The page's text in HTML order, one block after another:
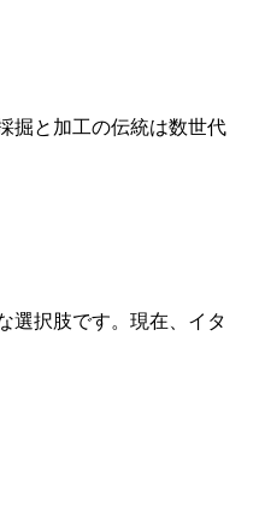
掘と加工の伝統は数世代
選択肢です。現在、イタ